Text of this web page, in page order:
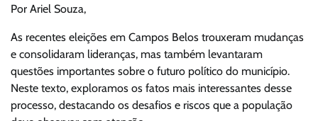
Por Ariel Souza,
As recentes eleições em Campos Belos trouxeram mudanças
e consolidaram lideranças, mas também levantaram
questões importantes sobre o futuro político do município.
Neste texto, exploramos os fatos mais interessantes desse
processo, destacando os desafios e riscos que a população